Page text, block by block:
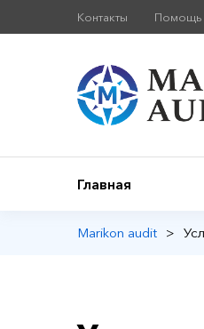
Контакты Помощь
Главная
Marikon audit >